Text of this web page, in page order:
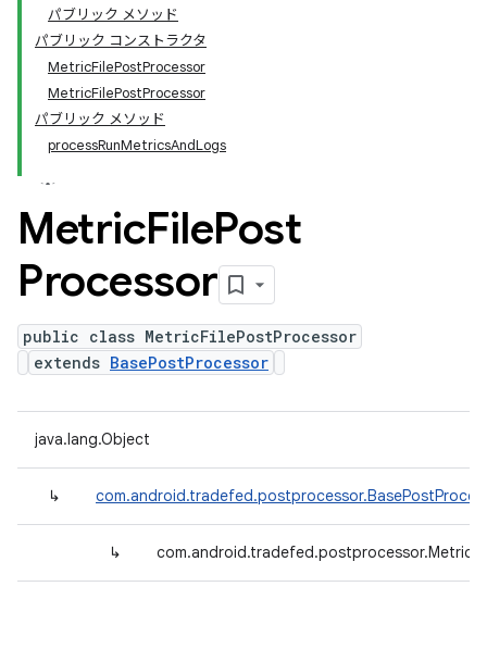
パブリック メソッド
パブリック コンストラクタ
MetricFilePostProcessor
MetricFilePostProcessor
パブリック メソッド
processRunMetricsAndLogs
MetricFilePost
Processor
public class MetricFilePostProcessor
extends BasePostProcessor
java.lang.Object
↳
↳